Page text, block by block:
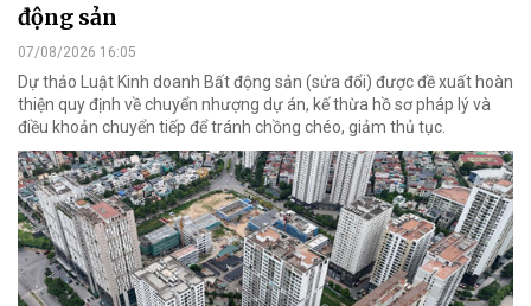
động sản
07/08/2026 16:05
Dự thảo Luật Kinh doanh Bất động sản (sửa đổi) được đề xuất hoàn
thiện quy định về chuyển nhượng dự án, kế thừa hồ sơ pháp lý và
điều khoản chuyển tiếp để tránh chồng chéo, giảm thủ tục.